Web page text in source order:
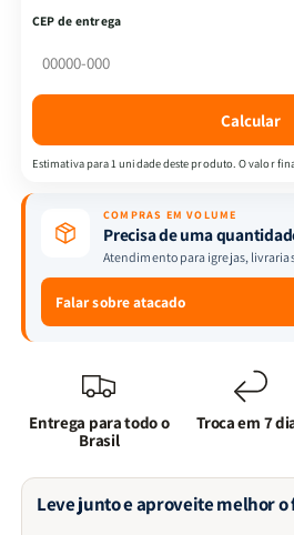
CEP de entrega
Calcular
Estimativa para 1 unidade deste produto. O valor
COMPRAS EM VOLUME
Precisa de uma
Atendimento para igrejas,
Falar sobre atacado
Entrega para todo o
Brasil
Troca em 7
Leve junto e aproveite melhor o